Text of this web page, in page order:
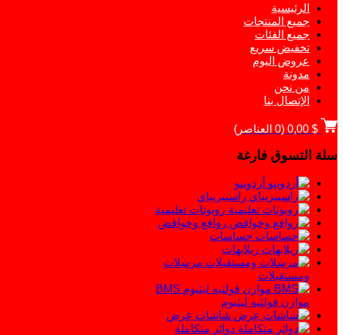
الرئيسية
جميع المنتجات
جميع الفئات
تخفيض سريع
عروض اليوم
مدونة
من نحن
الإتصال بنا
$ 0,00
(
0 العناصر)
سلة التسوق فارغة
أردوينو
راسبيريباي
روبوتات تعليمية
روافع وخوافض
حساسات
ريلايهات
مرسلات
ومستقبلات
BMS
موازن فولتيه ليثيوم
شاشات عرض
دوائر متكاملة